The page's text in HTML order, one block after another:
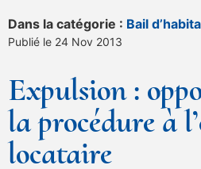
Dans la catégorie : Bail
Publié le 24 Nov 2013
Expulsion :
la procédure à
locataire